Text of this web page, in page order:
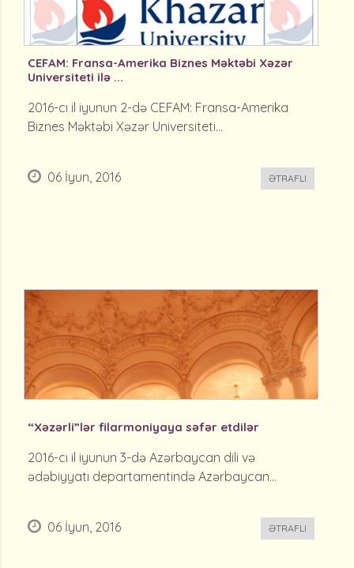
CEFAM: Fransa-Amerika Biznes Məktəbi Xəzər
Universiteti ilə ...
2016-cı il iyunun 2-də CEFAM: Fransa-Amerika
Biznes Məktəbi Xəzər Universiteti...
06 İyun, 2016 ƏTRAFLI
“Xəzərli”lər filarmoniyaya səfər etdilər
2016-cı il iyunun 3-də Azərbaycan dili və
ədəbiyyatı departamentində Azərbaycan...
06 İyun, 2016 ƏTRAFLI